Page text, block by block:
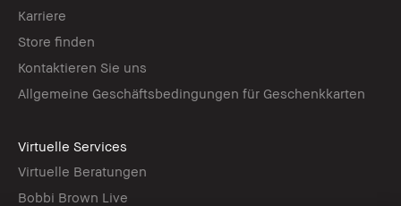
Karriere
Store finden
Kontaktieren Sie uns
Allgemeine Geschäftsbedingungen für Geschenkkarten
Virtuelle Services
Virtuelle Beratungen
Bobbi Brown Live